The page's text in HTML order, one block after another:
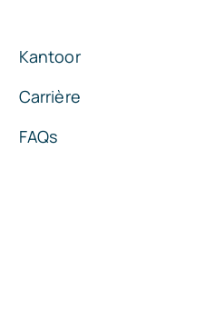
Kantoor
Carrière
FAQs